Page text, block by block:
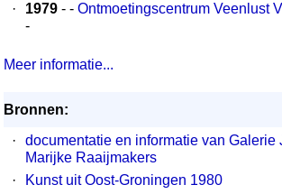
·
1979 - - Ontmoetingscentrum Veenlust
-
Meer informatie...
Bronnen:
·
documentatie en informatie van Galerie
Marijke Raaijmakers
·
Kunst uit Oost-Groningen 1980